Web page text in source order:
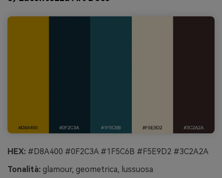
HEX: #D8A400 #0F2C3A #1F5C6B #F5E9D2 #3C2A2A
Tonalità: glamour, geometrica, lussuosa